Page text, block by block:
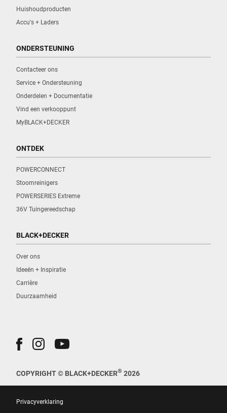
Huishoudproducten
Accu's + Laders
ONDERSTEUNING
Contacteer ons
Service + Ondersteuning
Onderdelen + Documentatie
Vind een verkooppunt
MyBLACK+DECKER
ONTDEK
POWERCONNECT
Stoomreinigers
POWERSERIES Extreme
36V Tuingereedschap
BLACK+DECKER
Over ons
Ideeën + Inspiratie
Carrière
Duurzaamheid
COPYRIGHT © BLACK+DECKER® 2026
Privacyverklaring